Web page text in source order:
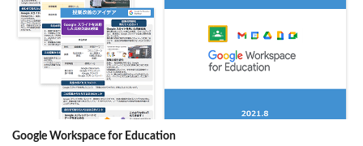
Google Workspace for Education